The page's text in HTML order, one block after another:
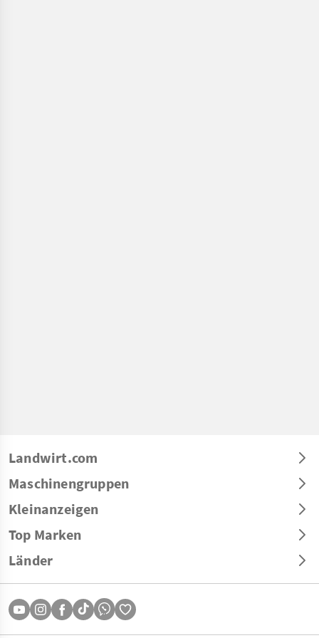
Landwirt.com
Maschinengruppen
Kleinanzeigen
Top Marken
Länder